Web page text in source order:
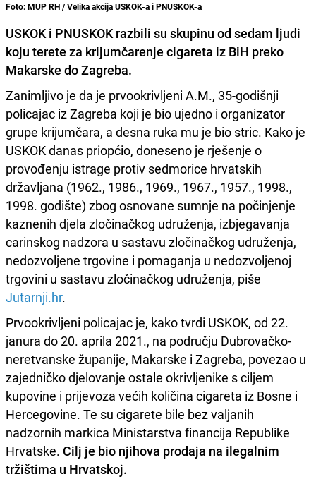
Foto: MUP RH / Velika akcija USKOK-a i PNUSKOK-a
USKOK i PNUSKOK razbili su skupinu od sedam ljudi
koju terete za krijumčarenje cigareta iz BiH preko
Makarske do Zagreba.
Zanimljivo je da je prvookrivljeni A.M., 35-godišnji
policajac iz Zagreba koji je bio ujedno i organizator
grupe krijumčara, a desna ruka mu je bio stric. Kako je
USKOK danas priopćio, doneseno je rješenje o
provođenju istrage protiv sedmorice hrvatskih
državljana (1962., 1986., 1969., 1967., 1957., 1998.,
1998. godište) zbog osnovane sumnje na počinjenje
kaznenih djela zločinačkog udruženja, izbjegavanja
carinskog nadzora u sastavu zločinačkog udruženja,
nedozvoljene trgovine i pomaganja u nedozvoljenoj
trgovini u sastavu zločinačkog udruženja, piše
Jutarnji.hr.
Prvookrivljeni policajac je, kako tvrdi USKOK, od 22.
janura do 20. aprila 2021., na području Dubrovačko-
neretvanske županije, Makarske i Zagreba, povezao u
zajedničko djelovanje ostale okrivljenike s ciljem
kupovine i prijevoza većih količina cigareta iz Bosne i
Hercegovine. Te su cigarete bile bez valjanih
nadzornih markica Ministarstva financija Republike
Hrvatske. Cilj je bio njihova prodaja na ilegalnim
tržištima u Hrvatskoj.